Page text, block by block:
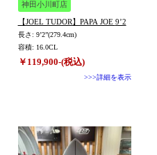
神田小川町店
【JOEL TUDOR】PAPA JOE 9’2
長さ: 9’2”(279.4cm)
容積: 16.0CL
￥119,900-(税込)
>>>詳細を表示